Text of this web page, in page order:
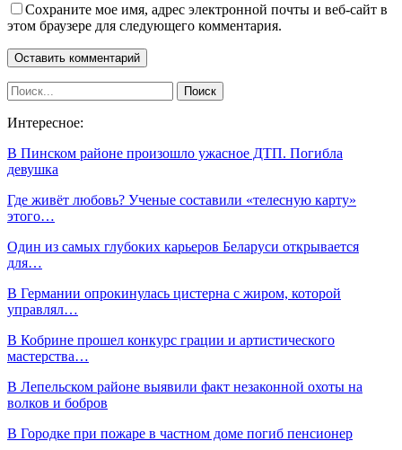
Сохраните мое имя, адрес электронной почты и веб-сайт в
этом браузере для следующего комментария.
Интересное:
В Пинском районе произошло ужасное ДТП. Погибла
девушка
Где живёт любовь? Ученые составили «телесную карту»
этого…
Один из самых глубоких карьеров Беларуси открывается
для…
В Германии опрокинулась цистерна с жиром, которой
управлял…
В Кобрине прошел конкурс грации и артистического
мастерства…
В Лепельском районе выявили факт незаконной охоты на
волков и бобров
В Городке при пожаре в частном доме погиб пенсионер